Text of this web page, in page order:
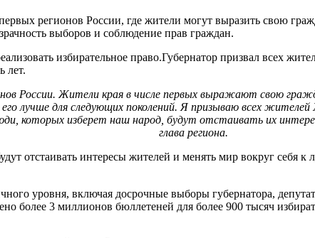
регионов России, где жители могут выразить свою
выборов и соблюдение прав граждан.
избирательное право.Губернатор призвал всех
лет.
России. Жители края в числе первых выражают свою
лучше для следующих поколений. Я призываю всех
которых изберет наш народ, будут отстаивать их
глава региона.
отстаивать интересы жителей и менять мир вокруг себя
уровня, включая досрочные выборы губернатора,
более 3 миллионов бюллетеней для более 900 тысяч